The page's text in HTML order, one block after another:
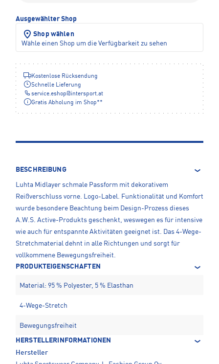
Ausgewählter Shop
Shop wählen
Wähle einen Shop um die Verfügbarkeit zu sehen
Kostenlose Rücksendung
Schnelle Lieferung
service.eshop@intersport.at
Gratis Abholung im Shop**
BESCHREIBUNG
Luhta Midlayer schmale Passform mit dekorativem
Reißverschluss vorne. Logo-Label. Funktionalität und Komfort
wurde besondere Beachtung beim Design-Prozess dieses
A.W.S. Active-Produkts geschenkt, weswegen es für intensive
wie auch für entspannte Aktivitäten geeignet ist. Das 4-Wege-
Stretchmaterial dehnt in alle Richtungen und sorgt für
vollkommene Bewegungsfreiheit.
PRODUKTEIGENSCHAFTEN
Material: 95 % Polyester, 5 % Elasthan
4-Wege-Stretch
Bewegungsfreiheit
HERSTELLERINFORMATIONEN
Hersteller